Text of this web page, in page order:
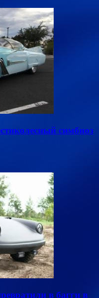
симбиоз
в багги в